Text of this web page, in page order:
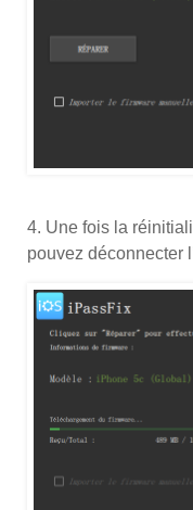
4. Une fois la
pouvez déconnecter